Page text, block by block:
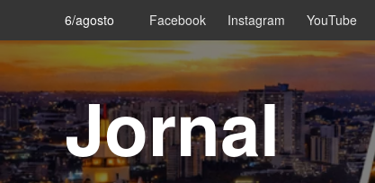
content
6/agosto Facebook Instagram YouTube
Jornal